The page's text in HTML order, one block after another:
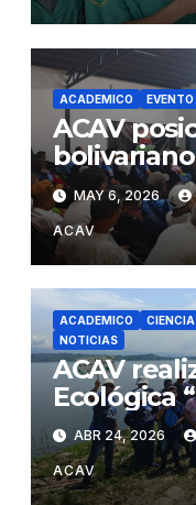
ACADEMICO EVENTO
ACAV
agrícola
MAY 6, 2026
ACAV
ACADEMICO CIENCIA
NOTICIAS
ACAV
Ecológica
Día de la
aniversario
ABR 24, 2026
ACAV